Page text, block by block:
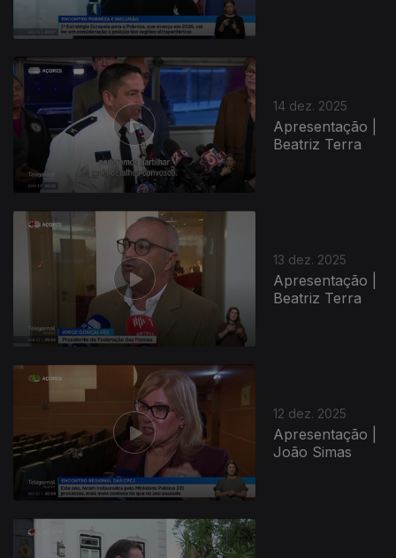
14 dez. 2025
Apresentação |
Beatriz Terra
13 dez. 2025
Apresentação |
Beatriz Terra
12 dez. 2025
Apresentação |
João Simas